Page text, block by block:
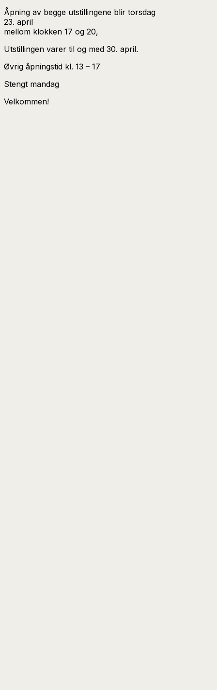
Åpning av begge utstillingene blir torsdag
23. april
mellom klokken 17 og 20,
Utstillingen varer til og med 30. april.
Øvrig åpningstid kl. 13 – 17
Stengt mandag
Velkommen!